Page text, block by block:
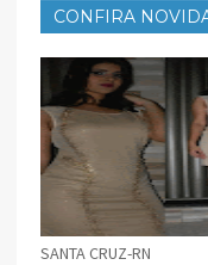
CONFIRA
SANTA CRUZ-RN